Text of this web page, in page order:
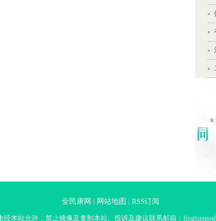
全民康网 | 网站地图 | RSS订阅
经本站允许，禁止镜像及复制本站。投诉及建议联系邮箱：